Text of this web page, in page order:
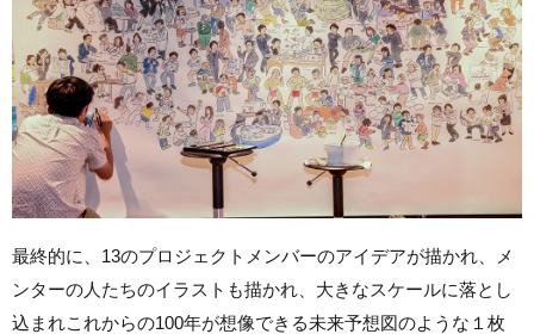
最終的に、13のプロジェクトメンバーのアイデアが描かれ、メ
ンターの人たちのイラストも描かれ、大きなスケールに落とし
込まれこれからの100年が想像できる未来予想図のような１枚